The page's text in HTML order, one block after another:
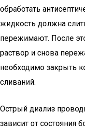
обработать
жидкость должна
пережимают. После
раствор и снова
необходимо закрыть
сливаний.
Острый диализ
зависит от состояния